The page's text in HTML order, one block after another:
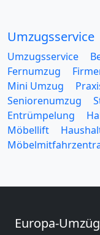
Umzugsservice
Umzugsservice
Fernumzug
Mini Umzug
Seniorenumzug
Entrümpelung
Möbellift
Europa-